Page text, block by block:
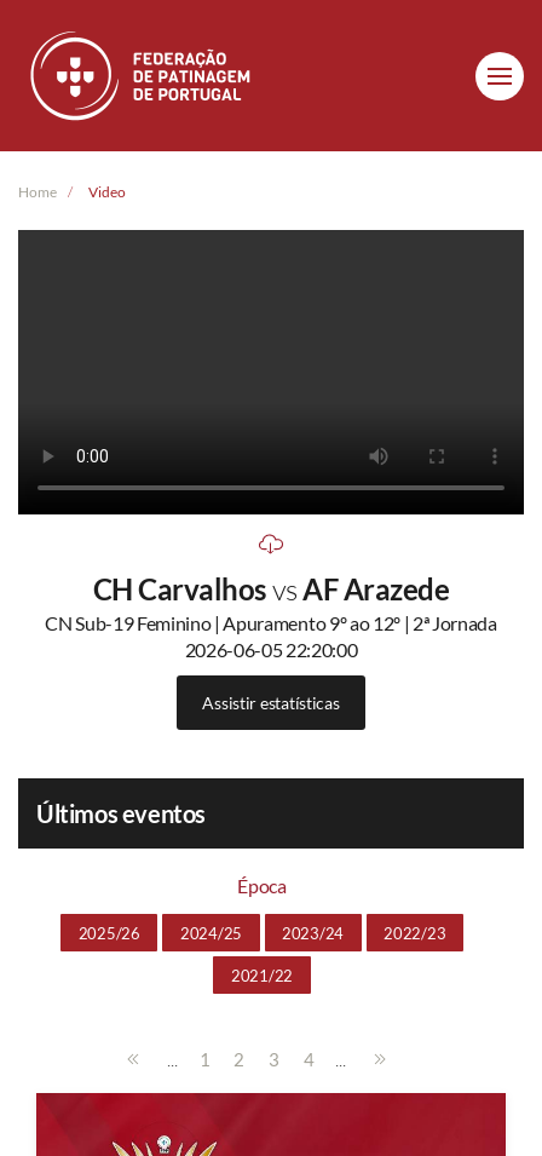
Skip to main content
Home Video
CH CarvalhosvsAF Arazede
CN Sub-19 Feminino | Apuramento 9º ao 12º | 2ª Jornada
2026-06-05 22:20:00
Assistir estatísticas
Últimos eventos
Época
2025/26 2024/25 2023/24 2022/23
2021/22
... 1 2 3 4 ...